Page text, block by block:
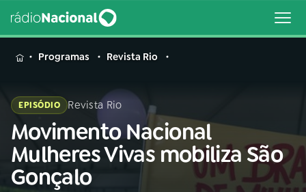
MENU
Buscar
na
Rádio
Nacional
Buscar
Programas Revista Rio
EPISÓDIO Revista Rio
Movimento Nacional
Mulheres Vivas mobiliza São
Gonçalo